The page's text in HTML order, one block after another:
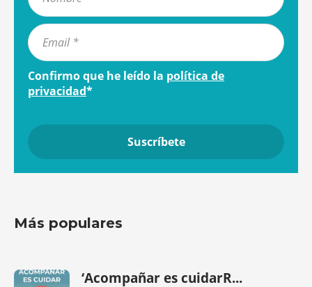
Confirmo que he leído la política de
privacidad*
Más populares
‘Acompañar es cuidarR...